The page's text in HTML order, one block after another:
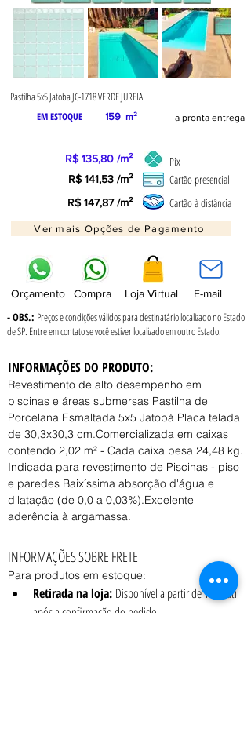
Pastilha 5x5 Jatoba JC-1718 VERDE JUREIA
EM ESTOQUE 159 m² a pronta entrega
R$ 135,80 /m²
R$ 141,53 /m²
Pix
Cartão presencial
R$ 147,87 /m² Cartão à distância
Ver mais Opções de Pagamento
Orçamento Compra Loja Virtual E-mail
- OBS.: Preços e condições válidos para destinatário localizado no Estado
de SP. Entre em contato se você estiver localizado em outro Estado.
INFORMAÇÕES DO PRODUTO:
Revestimento de alto desempenho em
piscinas e áreas submersas Pastilha de
Porcelana Esmaltada 5x5 Jatobá Placa telada
de 30,3x30,3 cm.Comercializada em caixas
contendo 2,02 m² - Cada caixa pesa 24,48 kg.
Indicada para revestimento de Piscinas - piso
e paredes Baixíssima absorção d'água e
dilatação (de 0,0 a 0,03%).Excelente
aderência à argamassa.
INFORMAÇÕES SOBRE FRETE
Para produtos em estoque:
Retirada na loja: Disponível a partir de 1 dia útil
após a confirmação do pedido.